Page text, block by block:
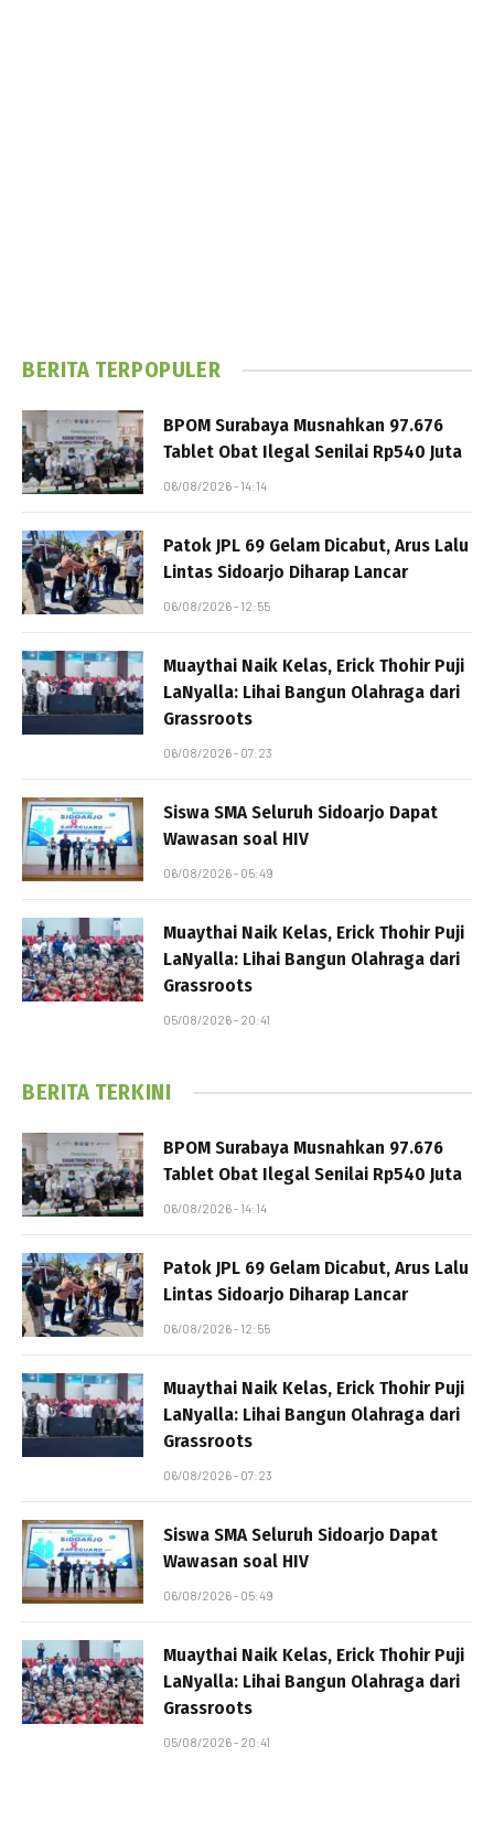
BERITA TERPOPULER
BPOM Surabaya Musnahkan 97.676
Tablet Obat Ilegal Senilai Rp540 Juta
06/08/2026 - 14:14
Patok JPL 69 Gelam Dicabut, Arus Lalu
Lintas Sidoarjo Diharap Lancar
06/08/2026 - 12:55
Muaythai Naik Kelas, Erick Thohir Puji
LaNyalla: Lihai Bangun Olahraga dari
Grassroots
06/08/2026 - 07:23
Siswa SMA Seluruh Sidoarjo Dapat
Wawasan soal HIV
06/08/2026 - 05:49
Muaythai Naik Kelas, Erick Thohir Puji
LaNyalla: Lihai Bangun Olahraga dari
Grassroots
05/08/2026 - 20:41
BERITA TERKINI
BPOM Surabaya Musnahkan 97.676
Tablet Obat Ilegal Senilai Rp540 Juta
06/08/2026 - 14:14
Patok JPL 69 Gelam Dicabut, Arus Lalu
Lintas Sidoarjo Diharap Lancar
06/08/2026 - 12:55
Muaythai Naik Kelas, Erick Thohir Puji
LaNyalla: Lihai Bangun Olahraga dari
Grassroots
06/08/2026 - 07:23
Siswa SMA Seluruh Sidoarjo Dapat
Wawasan soal HIV
06/08/2026 - 05:49
Muaythai Naik Kelas, Erick Thohir Puji
LaNyalla: Lihai Bangun Olahraga dari
Grassroots
05/08/2026 - 20:41